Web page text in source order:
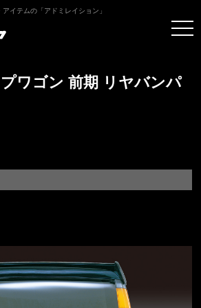
イテムの「アドミレイション」
ワゴン 前期 リヤバンパ